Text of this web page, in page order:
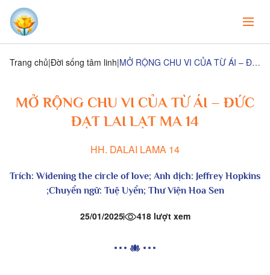
Trang chủ Đời sống tâm linh MỞ RỘNG CHU VI CỦA TỪ ÁI – ĐỨC ĐẠT LAI LẠT MA 14
MỞ RỘNG CHU VI CỦA TỪ ÁI – ĐỨC
ĐẠT LAI LẠT MA 14
HH. DALAI LAMA 14
Trích:Widening the circle of love; Anh dịch: Jeffrey Hopkins
;Chuyển ngữ: Tuệ Uyển; Thư Viện Hoa Sen
25/01/2025 418 lượt xem